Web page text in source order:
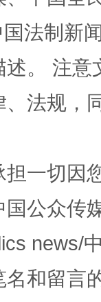
规模
法制新
述。 注
法规，
一切因
公众传
news/
和留言